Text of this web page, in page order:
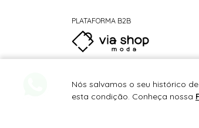
PLATAFORMA B2B
Nós salvamos o seu histórico
esta condição. Conheça nossa